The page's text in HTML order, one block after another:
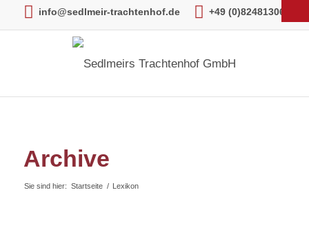
info@sedlmeir-trachtenhof.de +49 (0)82481306
Archive
Sie sind hier: Startseite / Lexikon